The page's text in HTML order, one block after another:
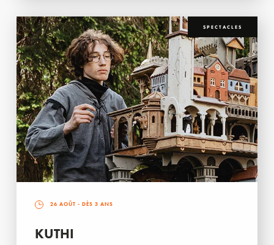
SPECTACLES
26 AOÛT - DÈS 3 ANS
KUTHI